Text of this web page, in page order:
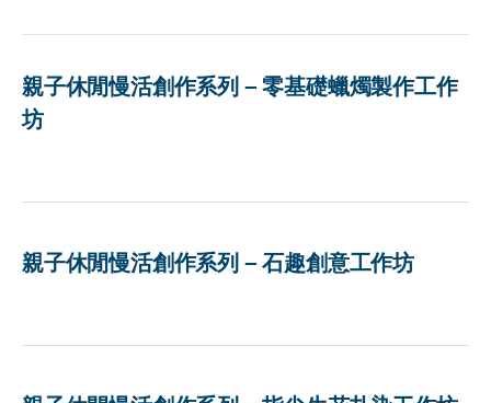
親子休閒慢活創作系列 – 零基礎蠟燭製作工作
坊
親子休閒慢活創作系列 – 石趣創意工作坊